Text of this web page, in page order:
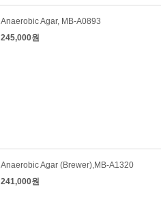
Anaerobic Agar, MB-A0893
245,000원
Anaerobic Agar (Brewer),MB-A1320
241,000원